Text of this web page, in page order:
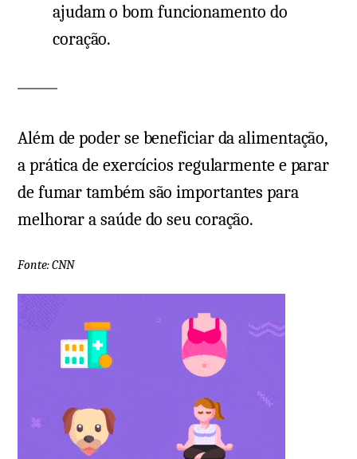
ajudam o bom funcionamento do
coração.
Além de poder se beneficiar da alimentação,
a prática de exercícios regularmente e parar
de fumar também são importantes para
melhorar a saúde do seu coração.
Fonte: CNN